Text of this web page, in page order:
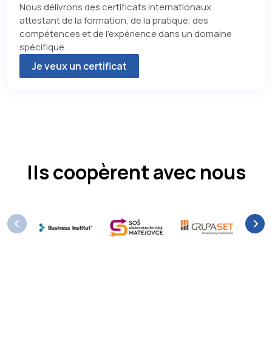
Nous délivrons des certificats internationaux
attestant de la formation, de la pratique, des
compétences et de l'expérience dans un domaine
spécifique.
Je veux un certificat
Ils coopèrent avec nous